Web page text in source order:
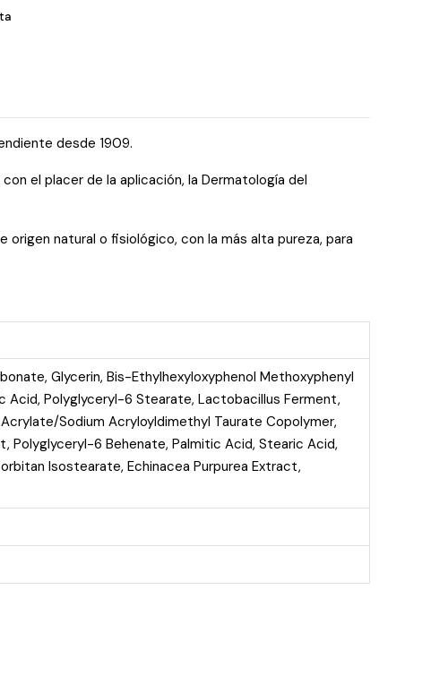
desde 1909.
el placer de la aplicación, la Dermatología del
natural o fisiológico, con la más alta pureza, para
Glycerin, Bis-Ethylhexyloxyphenol Methoxyphenyl
Acid, Polyglyceryl-6 Stearate, Lactobacillus Ferment,
Sodium Acryloyldimethyl Taurate Copolymer,
Polyglyceryl-6 Behenate, Palmitic Acid, Stearic Acid,
Isostearate, Echinacea Purpurea Extract,